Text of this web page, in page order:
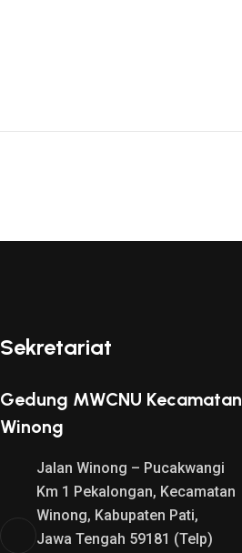
Sekretariat
Gedung MWCNU Kecamatan
Winong
Jalan Winong – Pucakwangi
Km 1 Pekalongan, Kecamatan
Winong, Kabupaten Pati,
Jawa Tengah 59181 (Telp)